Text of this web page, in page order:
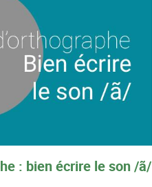
: bien écrire le son /ã/